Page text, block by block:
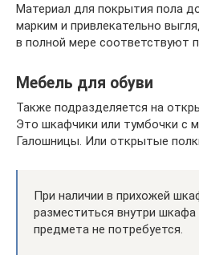
Материал для покрытия пола
марким и привлекательно
в полной мере соответствуют
Мебель для обуви
Также подразделяется на
Это шкафчики или тумбочки с
Галошницы. Или открытые
При наличии в прихожей
разместиться внутри шкафа
предмета не потребуется.